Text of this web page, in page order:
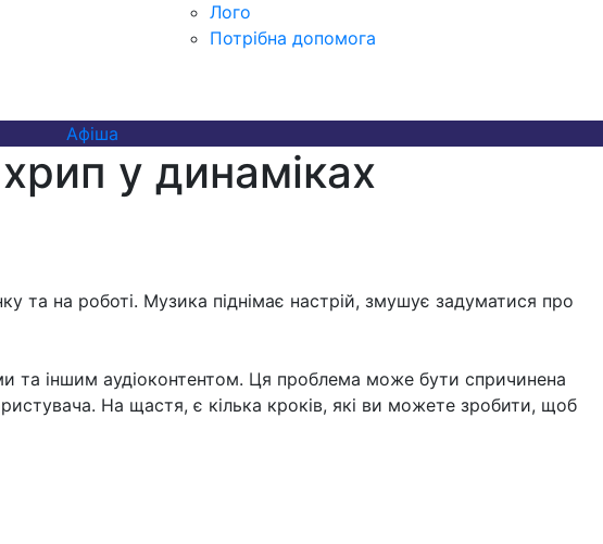
Лого
Потрібна допомога
Афіша
у динаміках
та на роботі. Музика піднімає настрій, змушує задуматися про
та іншим аудіоконтентом. Ця проблема може бути спричинена
На щастя, є кілька кроків, які ви можете зробити, щоб